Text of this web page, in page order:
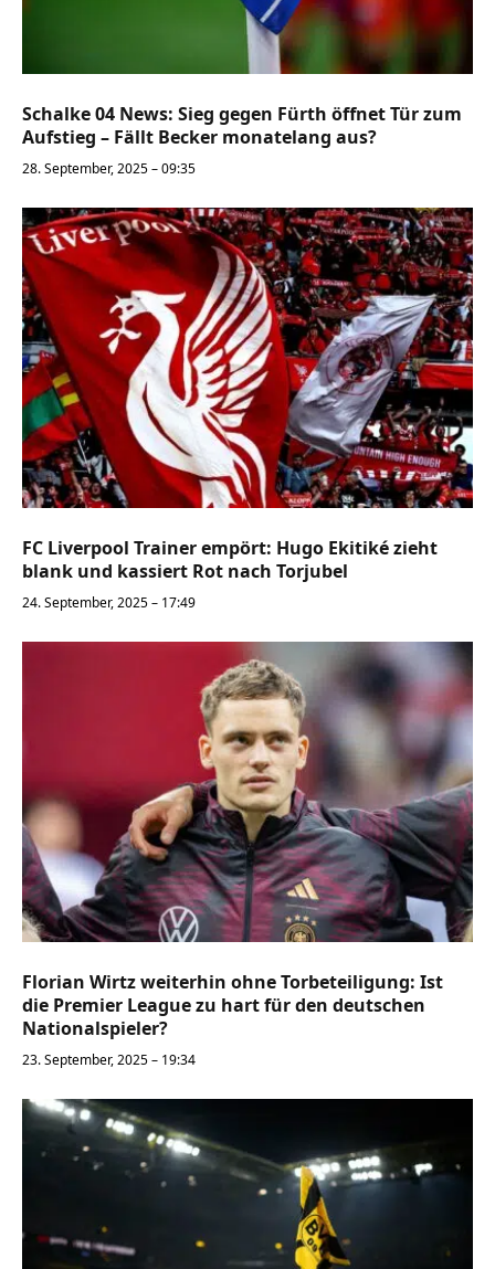
Schalke 04 News: Sieg gegen Fürth öffnet Tür zum
Aufstieg – Fällt Becker monatelang aus?
28. September, 2025 – 09:35
FC Liverpool Trainer empört: Hugo Ekitiké zieht
blank und kassiert Rot nach Torjubel
24. September, 2025 – 17:49
Florian Wirtz weiterhin ohne Torbeteiligung: Ist
die Premier League zu hart für den deutschen
Nationalspieler?
23. September, 2025 – 19:34